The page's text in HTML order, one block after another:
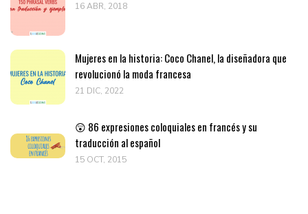
16 ABR, 2018
Mujeres en la historia: Coco Chanel, la diseñadora que
revolucionó la moda francesa
21 DIC, 2022
😲 86 expresiones coloquiales en francés y su
traducción al español
15 OCT, 2015